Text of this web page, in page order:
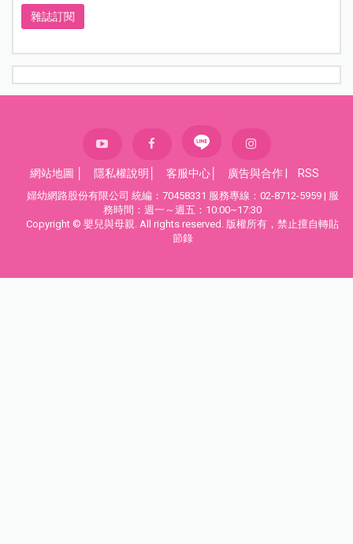
雜誌訂閱
網站地圖 隱私權說明 客服中心 廣告與合作 RSS
婦幼網路股份有限公司 統編：70458331 服務專線：02-8712-5959 | 服
務時間：週一～週五：10:00~17:30
Copyright © 嬰兒與母親. All rights reserved. 版權所有，禁止擅自轉貼
節錄